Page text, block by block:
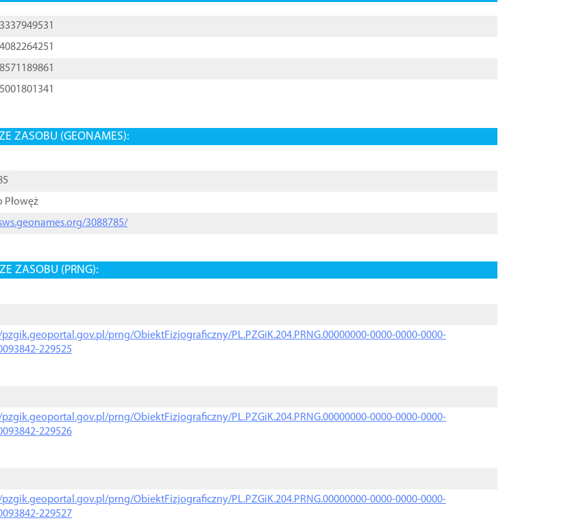
ZASOBU (GEONAMES):
Płowęż
3088785/
ZASOBU (PRNG):
prng/ObiektFizjograficzny/PL.PZGiK.204.PRNG.00000000-0000-0000-0000-
229525
prng/ObiektFizjograficzny/PL.PZGiK.204.PRNG.00000000-0000-0000-0000-
229526
prng/ObiektFizjograficzny/PL.PZGiK.204.PRNG.00000000-0000-0000-0000-
229527